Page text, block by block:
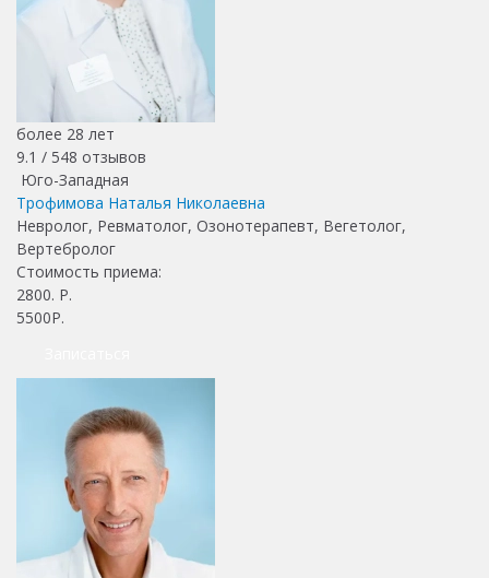
более 28 лет
9.1 / 548 отзывов
Юго-Западная
Трофимова Наталья Николаевна
Невролог, Ревматолог, Озонотерапевт, Вегетолог,
Вертебролог
Стоимость приема:
2800. Р.
5500Р.